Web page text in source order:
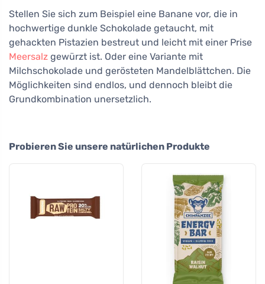
Stellen Sie sich zum Beispiel eine Banane vor, die in
hochwertige dunkle Schokolade getaucht, mit
gehackten Pistazien bestreut und leicht mit einer Prise
Meersalz gewürzt ist. Oder eine Variante mit
Milchschokolade und gerösteten Mandelblättchen. Die
Möglichkeiten sind endlos, und dennoch bleibt die
Grundkombination unersetzlich.
Probieren Sie unsere natürlichen Produkte